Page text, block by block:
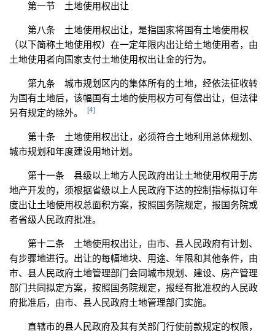
第一节 土地使用权出让
第八条 土地使用权出让，是指国家将国有土地使用权
（以下简称土地使用权）在一定年限内出让给土地使用者，由
土地使用者向国家支付土地使用权出让金的行为。
第九条 城市规划区内的集体所有的土地，经依法征收转
为国有土地后，该幅国有土地的使用权方可有偿出让，但法律
另有规定的除外。
[4]
第十条 土地使用权出让，必须符合土地利用总体规划、
城市规划和年度建设用地计划。
第十一条 县级以上地方人民政府出让土地使用权用于房
地产开发的，须根据省级以上人民政府下达的控制指标拟订年
度出让土地使用权总面积方案，按照国务院规定，报国务院或
者省级人民政府批准。
第十二条 土地使用权出让，由市、县人民政府有计划、
有步骤地进行。出让的每幅地块、用途、年限和其他条件，由
市、县人民政府土地管理部门会同城市规划、建设、房产管理
部门共同拟定方案，按照国务院规定，报经有批准权的人民政
府批准后，由市、县人民政府土地管理部门实施。
直辖市的县人民政府及其有关部门行使前款规定的权限，